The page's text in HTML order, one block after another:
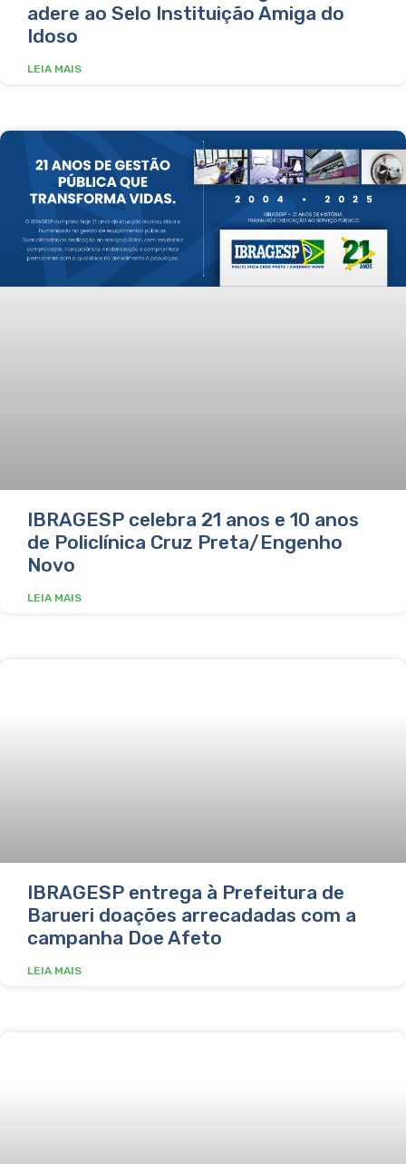
adere ao Selo Instituição Amiga do
Idoso
LEIA MAIS
IBRAGESP celebra 21 anos e 10 anos
de Policlínica Cruz Preta/Engenho
Novo
LEIA MAIS
IBRAGESP entrega à Prefeitura de
Barueri doações arrecadadas com a
campanha Doe Afeto
LEIA MAIS